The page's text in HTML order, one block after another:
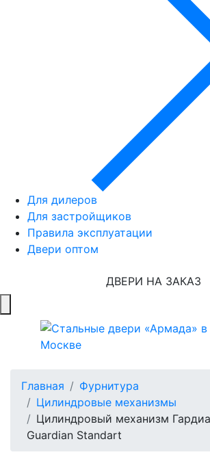
Для дилеров
Для застройщиков
Правила эксплуатации
Двери оптом
ДВЕРИ НА ЗАКАЗ
Главная
Фурнитура
Цилиндровые механизмы
Цилиндровый механизм
Guardian Standart